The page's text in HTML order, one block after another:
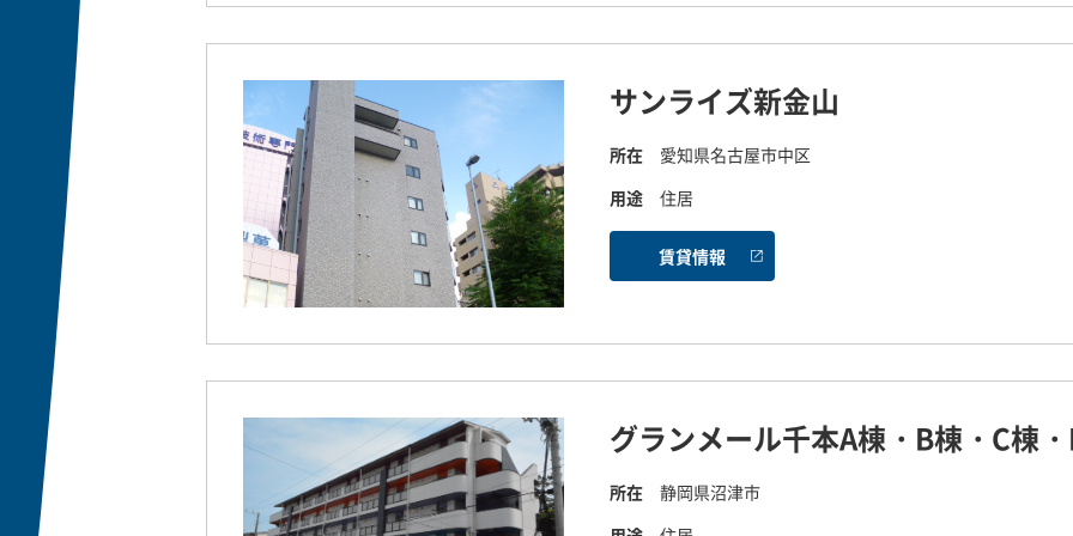
サンライズ新金山
所在
愛知県名古屋市中区
用途
住居
賃貸情報
グランメール千本A棟・B棟・C棟
所在
静岡県沼津市